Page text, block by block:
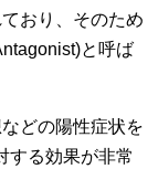
おり、そのため
と呼ば
どの陽性症状を
する効果が非常